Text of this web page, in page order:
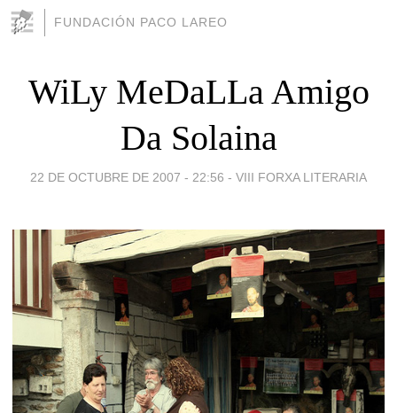
FUNDACIÓN PACO LAREO
WiLy MeDaLLa Amigo
Da Solaina
22 DE OCTUBRE DE 2007 - 22:56 - VIII FORXA LITERARIA